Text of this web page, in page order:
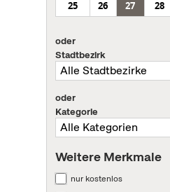
25
26 27 28
oder
Stadtbezirk
oder
Kategorie
Weitere Merkmale
nur kostenlos